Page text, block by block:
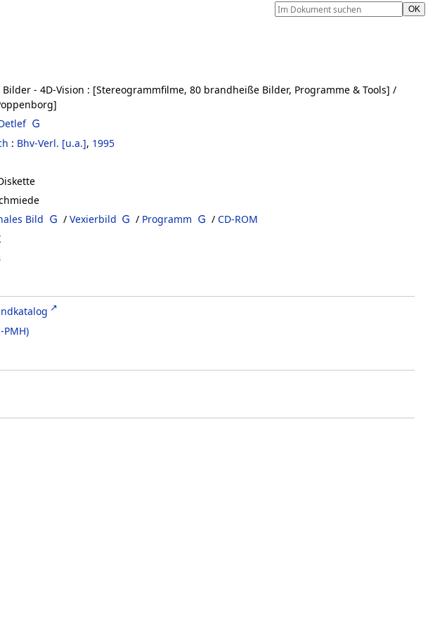
- 4D-Vision : [Stereogrammfilme, 80 brandheiße Bilder, Programme & Tools] /
: Bhv-Verl. [u.a.], 1995
Bild / Vexierbild / Programm / CD-ROM
PMH)